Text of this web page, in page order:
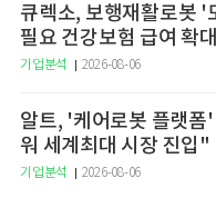
큐렉소, 보행재활로봇 '
필요 건강보험 급여 확대
기업분석 2026-08-06
알트, '케어로봇 플랫
워 세계최대 시장 진입"
기업분석 2026-08-06